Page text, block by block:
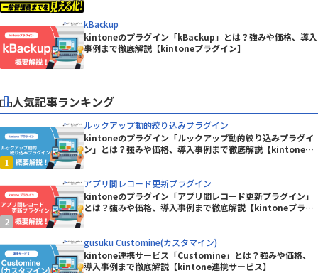
kBackup
kintoneのプラグイン「kBackup」とは？強みや価格、導入
事例まで徹底解説【kintoneプラグイン】
人気記事ランキング
ルックアップ動的絞り込みプラグイン
kintoneのプラグイン「ルックアップ動的絞り込みプラグイ
ン」とは？強みや価格、導入事例まで徹底解説【kintoneプ
アプリ間レコード更新プラグイン
kintoneのプラグイン「アプリ間レコード更新プラグイン」
とは？強みや価格、導入事例まで徹底解説【kintoneプラグ
gusuku Customine(カスタマイン)
kintone連携サービス「Customine」とは？強みや価格、
導入事例まで徹底解説【kintone連携サービス】